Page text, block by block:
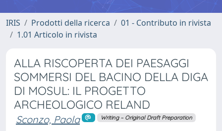
IRIS Prodotti della ricerca
01 - Contributo in rivista
1.01 Articolo in rivista
ALLA RISCOPERTA DEI PAESAGGI
SOMMERSI DEL BACINO DELLA DIGA
DI MOSUL: IL PROGETTO
ARCHEOLOGICO RELAND
Sconzo, Paola Writing – Original Draft Preparation